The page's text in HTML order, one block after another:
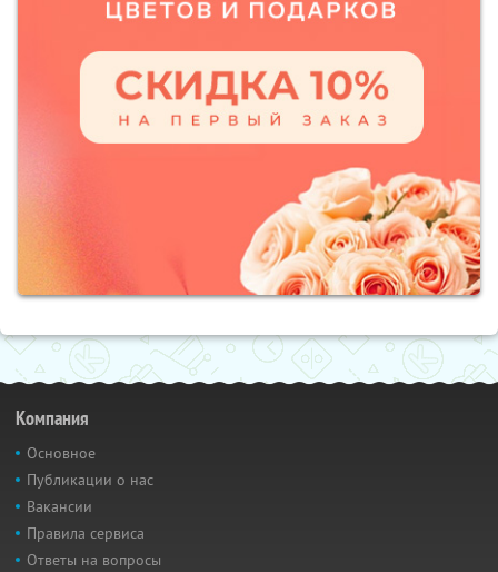
Компания
Основное
Публикации о нас
Вакансии
Правила сервиса
Ответы на вопросы